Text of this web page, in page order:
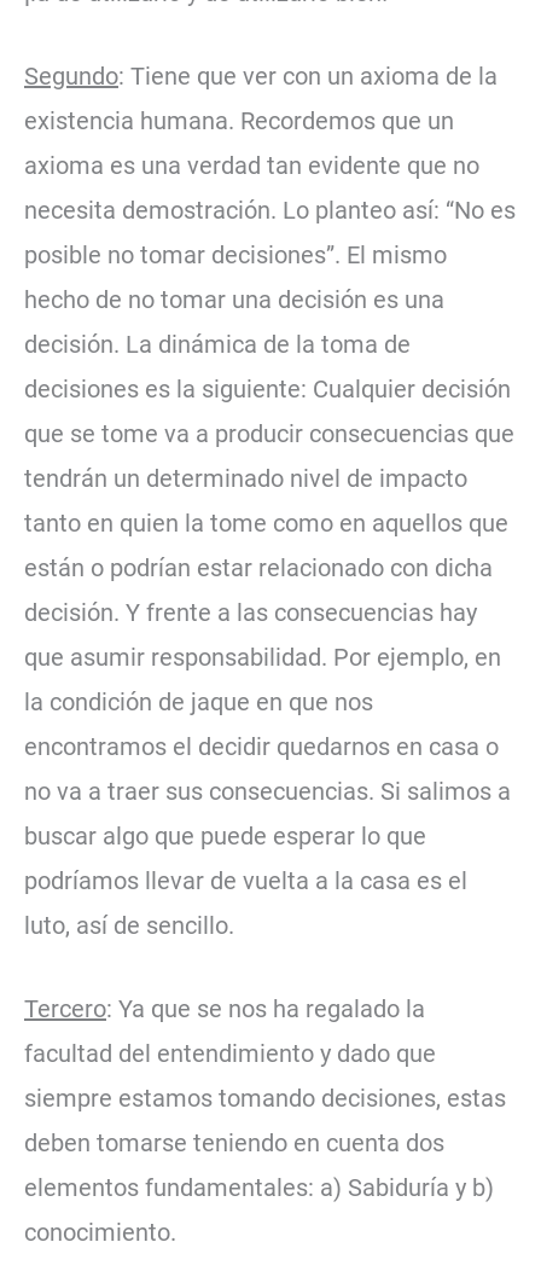
Segundo: Tiene que ver con un axioma de la
existencia humana. Recordemos que un
axioma es una verdad tan evidente que no
necesita demostración. Lo planteo así: “No es
posible no tomar decisiones”. El mismo
hecho de no tomar una decisión es una
decisión. La dinámica de la toma de
decisiones es la siguiente: Cualquier decisión
que se tome va a producir consecuencias que
tendrán un determinado nivel de impacto
tanto en quien la tome como en aquellos que
están o podrían estar relacionado con dicha
decisión. Y frente a las consecuencias hay
que asumir responsabilidad. Por ejemplo, en
la condición de jaque en que nos
encontramos el decidir quedarnos en casa o
no va a traer sus consecuencias. Si salimos a
buscar algo que puede esperar lo que
podríamos llevar de vuelta a la casa es el
luto, así de sencillo.
Tercero: Ya que se nos ha regalado la
facultad del entendimiento y dado que
siempre estamos tomando decisiones, estas
deben tomarse teniendo en cuenta dos
elementos fundamentales: a) Sabiduría y b)
conocimiento.